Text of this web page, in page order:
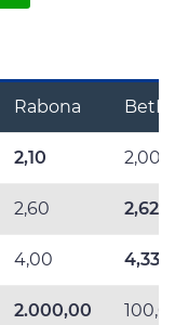
Rabona
2,10 2,00
2,60 2,625
4,00 4,33
2.000,00